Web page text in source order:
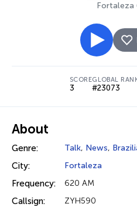
Fortaleza
SCORE
3
GLOBAL
#23073
About
Genre: Talk, News,
City: Fortaleza
Frequency: 620 AM
Callsign: ZYH590